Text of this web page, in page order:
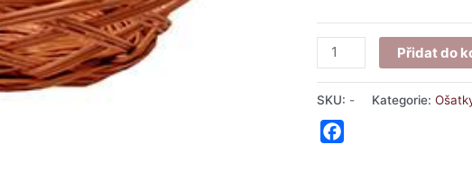
Přidat do
SKU: - Kategorie: